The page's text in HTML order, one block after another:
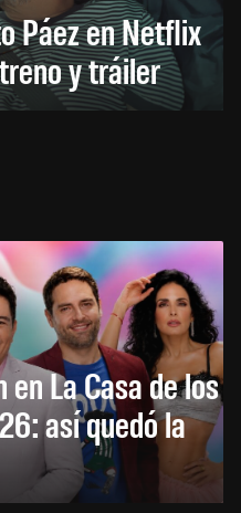
Páez en Netflix
y tráiler
La Casa de los
así quedó la